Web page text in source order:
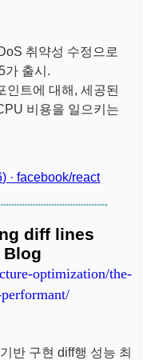
취약성 수정으로
가 출시.
인트에 대해, 세공된
비용을 일으키는
· facebook/react
diff lines
Blog
optimization/the-
반 구현 diff행 성능 최